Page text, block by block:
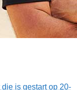
is gestart op 20-